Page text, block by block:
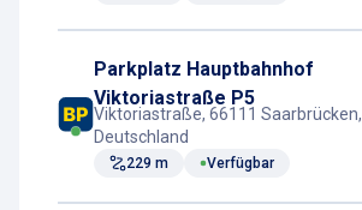
Parkplatz Hauptbahnhof
Viktoriastraße P5
Viktoriastraße, 66111 Saarbrücken,
Deutschland
229 m Verfügbar